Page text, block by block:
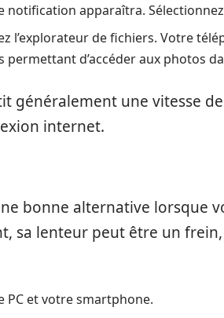
apparaîtra.
l’explorateur de fichiers. Votre
d’accéder aux photos
généralement une vitesse
internet.
bonne alternative lorsque
sa lenteur peut être un
PC et votre smartphone.